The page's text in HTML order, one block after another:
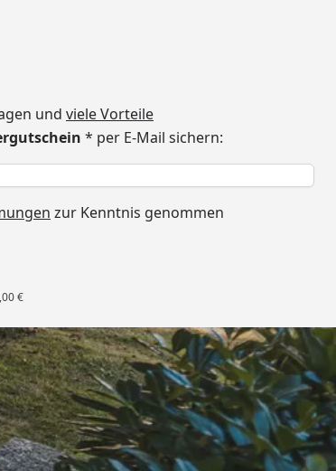
und viele Vorteile
* per E-Mail sichern:
zur Kenntnis genommen
€